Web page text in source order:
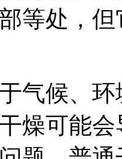
等处，
气候、
燥可能